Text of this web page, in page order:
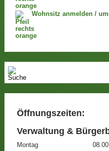
Wohnsitz anmelden /
Öffnungszeiten:
Verwaltung &
Montag